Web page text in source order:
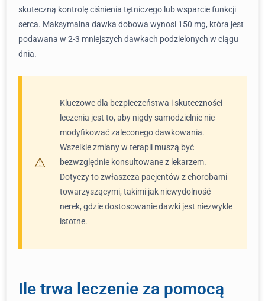
skuteczną kontrolę ciśnienia tętniczego lub wsparcie funkcji
serca. Maksymalna dawka dobowa wynosi 150 mg, która jest
podawana w 2-3 mniejszych dawkach podzielonych w ciągu
dnia.
Kluczowe dla bezpieczeństwa i skuteczności
leczenia jest to, aby nigdy samodzielnie nie
modyfikować zaleconego dawkowania.
Wszelkie zmiany w terapii muszą być
bezwzględnie konsultowane z lekarzem.
Dotyczy to zwłaszcza pacjentów z chorobami
towarzyszącymi, takimi jak niewydolność
nerek, gdzie dostosowanie dawki jest niezwykle
istotne.
Ile trwa leczenie za pomocą